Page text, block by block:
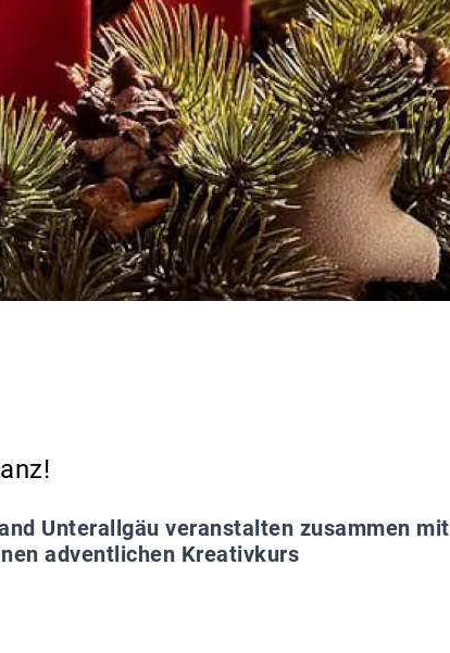
Unterallgäu veranstalten zusammen mit
adventlichen Kreativkurs